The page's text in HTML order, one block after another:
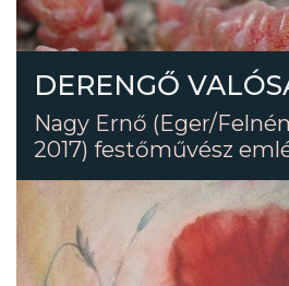
DERENGŐ
Nagy Ernő (Eger/
2017) festőművész